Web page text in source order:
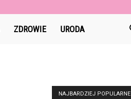
ZDROWIE URODA
NAJBARDZIEJ POPULARNE